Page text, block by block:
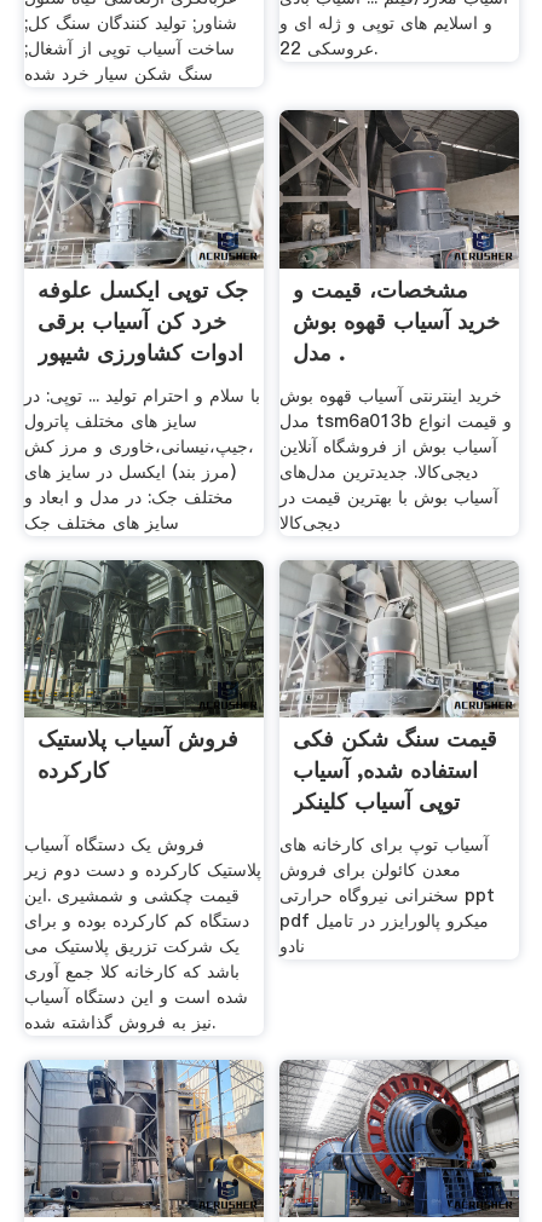
شناور; تولید کنندگان سنگ کل;
ساخت آسیاب توپی از آشغال;
سنگ شکن سیار خرد شده
و اسلایم های توپی و ژله ای و
عروسکی 22.
جک توپی ایکسل علوفه
خرد کن آسیاب برقی
ادوات کشاورزی شیپور
با سلام و احترام تولید ... توپی: در
سایز های مختلف پاترول
،جیپ،نیسانی،خاوری و مرز کش
(مرز بند) ایکسل در سایز های
مختلف جک: در مدل و ابعاد و
سایز های مختلف جک
مشخصات، قیمت و
خرید آسیاب قهوه بوش
مدل .
خرید اینترنتی آسیاب قهوه بوش
مدل tsm6a013b و قیمت انواع
آسیاب بوش از فروشگاه آنلاین
دیجی‌کالا. جدیدترین مدل‌های
آسیاب بوش با بهترین قیمت در
دیجی‌کالا
فروش آسیاب پلاستیک
کارکرده
فروش یک دستگاه آسیاب
پلاستیک کارکرده و دست دوم زیر
قیمت چکشی و شمشیری .این
دستگاه کم کارکرده بوده و برای
یک شرکت تزریق پلاستیک می
باشد که کارخانه کلا جمع آوری
شده است و این دستگاه آسیاب
نیز به فروش گذاشته شده.
قیمت سنگ شکن فکی
استفاده شده, آسیاب
توپی آسیاب کلینکر
آسیاب توپ برای کارخانه های
معدن کائولن برای فروش
سخنرانی نیروگاه حرارتی ppt
pdf میکرو پالورایزر در تامیل
نادو